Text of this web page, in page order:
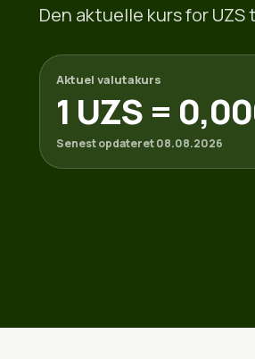
Den aktuelle kurs for UZS
Aktuel valutakurs
1 UZS =
Senest opdateret 08.08.2026